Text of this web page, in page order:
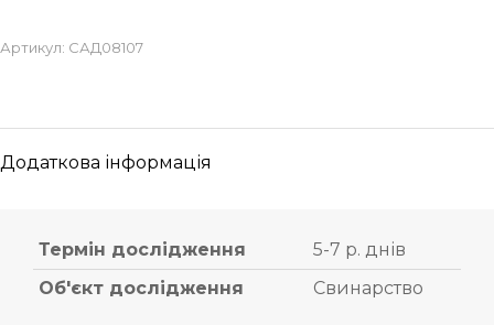
Артикул: САД08107
Додаткова інформація
Термін дослідження
5-7 р. днів
Об'єкт дослідження
Свинарство